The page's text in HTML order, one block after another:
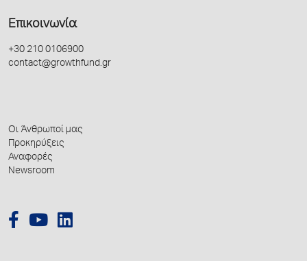
Επικοινωνία
+30 210 0106900
contact@growthfund.gr
Οι Άνθρωποί μας
Προκηρύξεις
Αναφορές
Newsroom